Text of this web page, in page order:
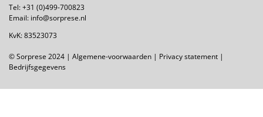
Tel:+31 (0)499-700823
Email: info@sorprese.nl
KvK: 83523073
© Sorprese 2024 | Algemene-voorwaarden | Privacy statement |
Bedrijfsgegevens